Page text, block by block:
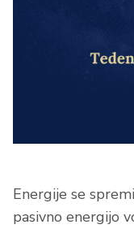
Energije se
pasivno energijo